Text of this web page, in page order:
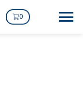
0